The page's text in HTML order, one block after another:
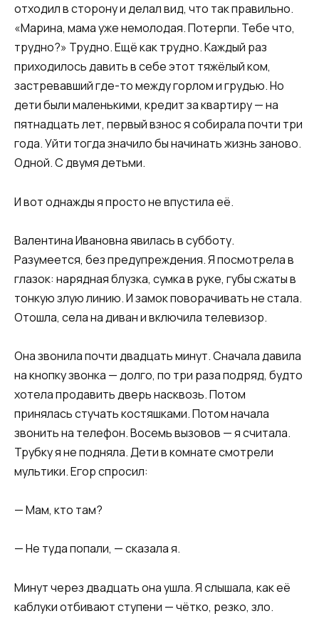
отходил в сторону и делал вид, что так правильно.
«Марина, мама уже немолодая. Потерпи. Тебе что,
трудно?» Трудно. Ещё как трудно. Каждый раз
приходилось давить в себе этот тяжёлый ком,
застревавший где-то между горлом и грудью. Но
дети были маленькими, кредит за квартиру — на
пятнадцать лет, первый взнос я собирала почти три
года. Уйти тогда значило бы начинать жизнь заново.
Одной. С двумя детьми.
И вот однажды я просто не впустила её.
Валентина Ивановна явилась в субботу.
Разумеется, без предупреждения. Я посмотрела в
глазок: нарядная блузка, сумка в руке, губы сжаты в
тонкую злую линию. И замок поворачивать не стала.
Отошла, села на диван и включила телевизор.
Она звонила почти двадцать минут. Сначала давила
на кнопку звонка — долго, по три раза подряд, будто
хотела продавить дверь насквозь. Потом
принялась стучать костяшками. Потом начала
звонить на телефон. Восемь вызовов — я считала.
Трубку я не подняла. Дети в комнате смотрели
мультики. Егор спросил:
— Мам, кто там?
— Не туда попали, — сказала я.
Минут через двадцать она ушла. Я слышала, как её
каблуки отбивают ступени — чётко, резко, зло.